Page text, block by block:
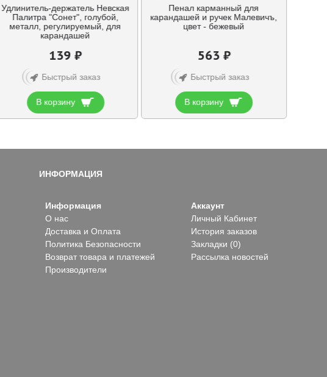
Удлинитель-держатель Невская
Палитра "Сонет", голубой,
металл, регулируемый, для
карандашей
139 ₽
Быстрый заказ
В корзину
Пенал карманный для
карандашей и ручек Малевичъ,
цвет - бежевый
563 ₽
Быстрый заказ
В корзину
ИНФОРМАЦИЯ
Информация
О нас
Доставка и Оплата
Политика Безопасности
Возврат товара и платежей
Производители
Аккаунт
Личный Кабинет
История заказов
Закладки (0)
Рассылка новостей